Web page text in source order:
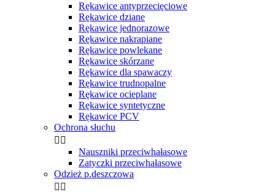
Rękawice antyprzecięciowe
Rękawice dziane
Rękawice jednorazowe
Rękawice nakrapiane
Rękawice powlekane
Rękawice skórzane
Rękawice dla spawaczy
Rękawice trudnopalne
Rękawice ocieplane
Rękawice syntetyczne
Rękawice PCV
Ochrona słuchu
 
Nauszniki przeciwhałasowe
Zatyczki przeciwhałasowe
Odzież p.deszczowa
 